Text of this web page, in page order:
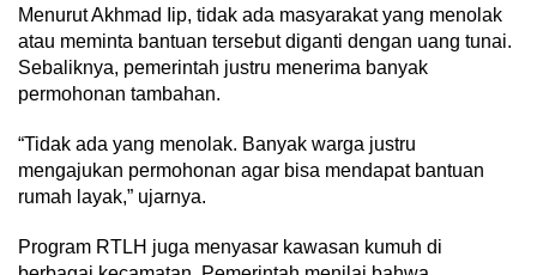
Menurut Akhmad Iip, tidak ada masyarakat yang menolak
atau meminta bantuan tersebut diganti dengan uang tunai.
Sebaliknya, pemerintah justru menerima banyak
permohonan tambahan.
“Tidak ada yang menolak. Banyak warga justru
mengajukan permohonan agar bisa mendapat bantuan
rumah layak,” ujarnya.
Program RTLH juga menyasar kawasan kumuh di